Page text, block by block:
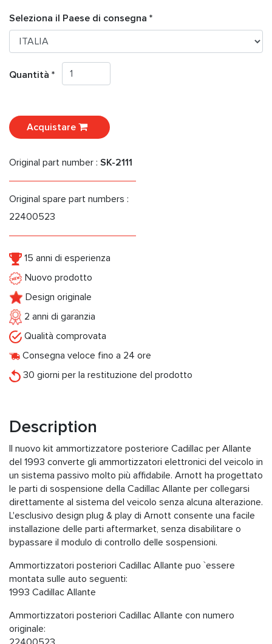
Seleziona il Paese di consegna *
Quantità *
Acquistare
Original part number : SK-2111
Original spare part numbers :
22400523
15 anni di esperienza
Nuovo prodotto
Design originale
2 anni di garanzia
Qualità comprovata
Consegna veloce fino a 24 ore
30 giorni per la restituzione del prodotto
Description
Il nuovo kit ammortizzatore posteriore Cadillac per Allante
del 1993 converte gli ammortizzatori elettronici del veicolo in
un sistema passivo molto più affidabile. Arnott ha progettato
le parti di sospensione della Cadillac Allante per collegarsi
direttamente al sistema del veicolo senza alcuna alterazione.
L'esclusivo design plug & play di Arnott consente una facile
installazione delle parti aftermarket, senza disabilitare o
bypassare il modulo di controllo delle sospensioni.
Ammortizzatori posteriori Cadillac Allante puo `essere
montata sulle auto seguenti:
1993 Cadillac Allante
Ammortizzatori posteriori Cadillac Allante con numero
originale: